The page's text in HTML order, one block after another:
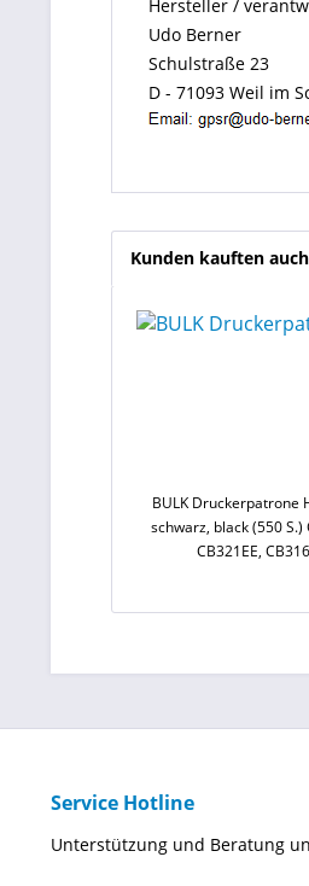
Hersteller /
Udo Berner
Schulstraße 23
D - 71093 Weil im
Kunden kauften auch
BULK Druckerpatrone
schwarz, black (550 S.)
CB321EE,
Service Hotline
Unterstützung und Beratung